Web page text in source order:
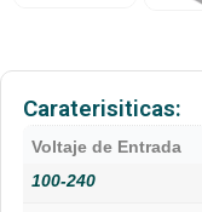
Caraterisiticas:
Voltaje de Entrada
100-240